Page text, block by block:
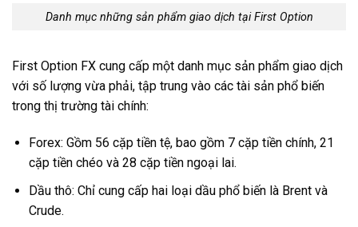
Danh mục những sản phẩm giao dịch tại First Option
First Option FX cung cấp một danh mục sản phẩm giao dịch
với số lượng vừa phải, tập trung vào các tài sản phổ biến
trong thị trường tài chính:
Forex: Gồm 56 cặp tiền tệ, bao gồm 7 cặp tiền chính, 21
cặp tiền chéo và 28 cặp tiền ngoại lai.
Dầu thô: Chỉ cung cấp hai loại dầu phổ biến là Brent và
Crude.